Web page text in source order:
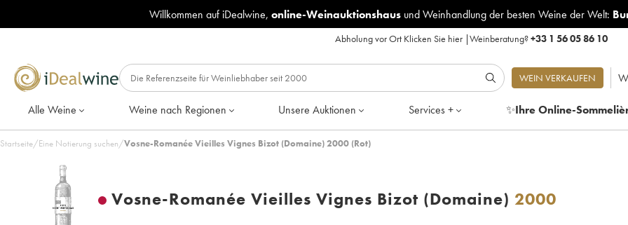
Willkommen auf iDealwine, online-Weinauktionshausund Weinhandlung der besten Weine der Welt:
Abholung vor Ort Klicken Sie hier|Weinberatung?+33 1 56 05 86 10
WEIN VERKAUFEN
Alle Weine Weine nach Regionen Unsere Auktionen Services + ✨Ihre Online-
Startseite/Eine Notierung suchen/Vosne-Romanée Vieilles Vignes Bizot (Domaine) 2000 (Rot)
Vosne-Romanée Vieilles Vignes Bizot (Domaine) 2000